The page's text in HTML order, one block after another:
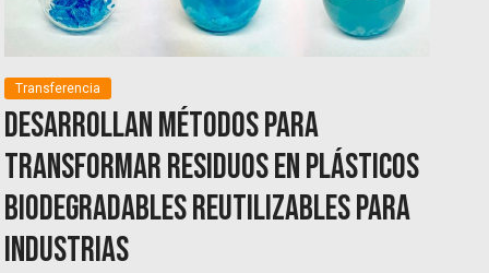
Transferencia
Desarrollan métodos para
transformar residuos en plásticos
biodegradables reutilizables para
industrias